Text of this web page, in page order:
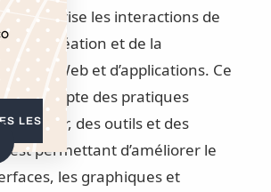
LES
qui priorise les interactions de
de la création et de la
sites Web et d’applications. Ce
en compte des pratiques
des outils et des
permettant d’améliorer le
les graphiques et